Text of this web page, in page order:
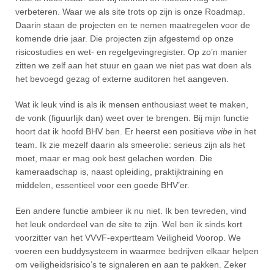
verbeteren. Waar we als site trots op zijn is onze Roadmap.
Daarin staan de projecten en te nemen maatregelen voor de
komende drie jaar. Die projecten zijn afgestemd op onze
risicostudies en wet- en regelgevingregister. Op zo’n manier
zitten we zelf aan het stuur en gaan we niet pas wat doen als
het bevoegd gezag of externe auditoren het aangeven.
Wat ik leuk vind is als ik mensen enthousiast weet te maken,
de vonk (figuurlijk dan) weet over te brengen. Bij mijn functie
hoort dat ik hoofd BHV ben. Er heerst een positieve vibe in het
team. Ik zie mezelf daarin als smeerolie: serieus zijn als het
moet, maar er mag ook best gelachen worden. Die
kameraadschap is, naast opleiding, praktijktraining en
middelen, essentieel voor een goede BHV’er.
Een andere functie ambieer ik nu niet. Ik ben tevreden, vind
het leuk onderdeel van de site te zijn. Wel ben ik sinds kort
voorzitter van het VVVF-expertteam Veiligheid Voorop. We
voeren een buddysysteem in waarmee bedrijven elkaar helpen
om veiligheidsrisico’s te signaleren en aan te pakken. Zeker